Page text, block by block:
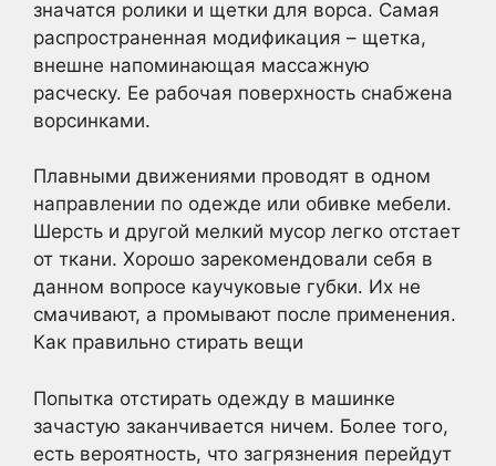
значатся ролики и щетки для ворса. Самая
распространенная модификация – щетка,
внешне напоминающая массажную
расческу. Ее рабочая поверхность снабжена
ворсинками.
Плавными движениями проводят в одном
направлении по одежде или обивке мебели.
Шерсть и другой мелкий мусор легко отстает
от ткани. Хорошо зарекомендовали себя в
данном вопросе каучуковые губки. Их не
смачивают, а промывают после применения.
Как правильно стирать вещи
Попытка отстирать одежду в машинке
зачастую заканчивается ничем. Более того,
есть вероятность, что загрязнения перейдут